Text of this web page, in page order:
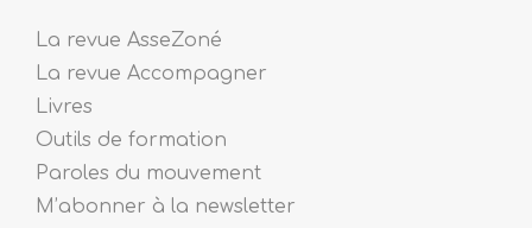
La revue AsseZoné
La revue Accompagner
Livres
Outils de formation
Paroles du mouvement
M’abonner à la newsletter